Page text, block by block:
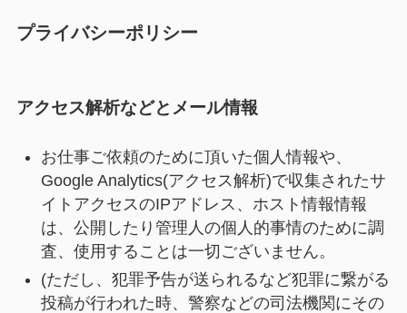
プライバシーポリシー
アクセス解析などとメール情報
お仕事ご依頼のために頂いた個人情報や、
Google Analytics(アクセス解析)で収集されたサ
イトアクセスのIPアドレス、ホスト情報情報
は、公開したり管理人の個人的事情のために調
査、使用することは一切ございません。
(ただし、犯罪予告が送られるなど犯罪に繋がる
投稿が行われた時、警察などの司法機関にその